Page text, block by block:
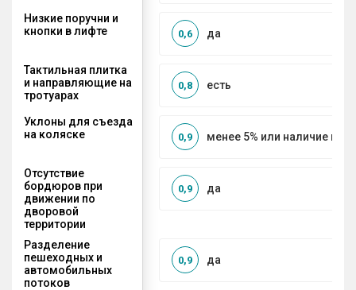
Низкие поручни и
кнопки в лифте
да
0,6
Тактильная плитка
и направляющие на
тротуарах
есть
0,8
Уклоны для съезда
на коляске
менее 5% или наличие
0,9
Отсутствие
бордюров при
движении по
дворовой
территории
да
0,9
Разделение
пешеходных и
автомобильных
потоков
да
0,9